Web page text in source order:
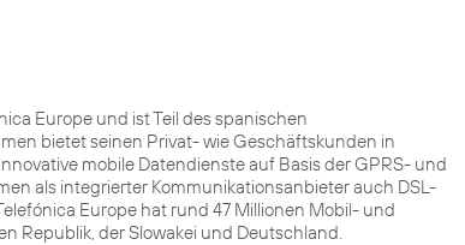
Europe und ist Teil des spanischen
bietet seinen Privat- wie Geschäftskunden in
mobile Datendienste auf Basis der GPRS- und
als integrierter Kommunikationsanbieter auch DSL-
Europe hat rund 47 Millionen Mobil- und
Republik, der Slowakei und Deutschland.